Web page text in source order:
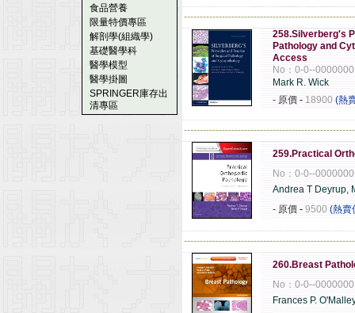
食品營養
限量特價專區
解剖學(組織學)
基礎醫學科
醫學模型
醫學掛圖
SPRINGER庫存出
清專區
258.Silverberg's
Pathology and
Access
No：0-0--
Mark R. Wick
- 原價 - 18900 (熱
259.Practical
No：0-0--
Andrea T Deyrup,
- 原價 - 9500 (熱賣
260.Breast
No：0-0--
Frances P.